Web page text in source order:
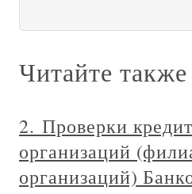
Читайте также
2. Проверки
организаций
организаций)